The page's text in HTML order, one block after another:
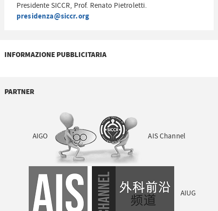
Presidente SICCR, Prof. Renato Pietroletti.
presidenza@siccr.org
INFORMAZIONE PUBBLICITARIA
PARTNER
AIGO AIS Channel
AIUG